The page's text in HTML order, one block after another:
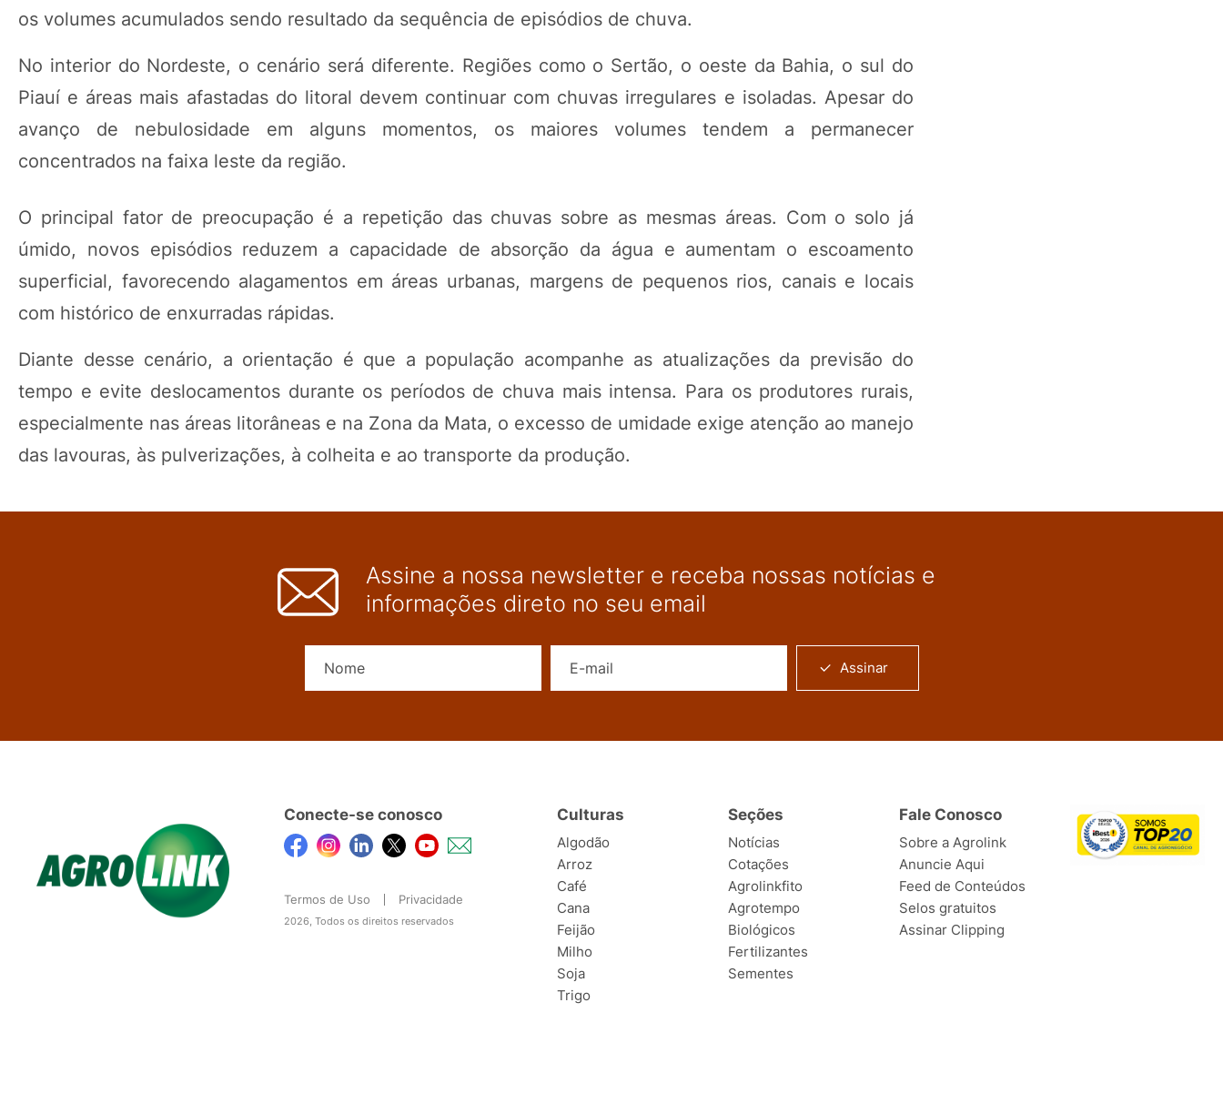
os volumes acumulados sendo resultado da sequência de episódios de chuva.
No interior do Nordeste, o cenário será diferente. Regiões como o Sertão, o oeste da Bahia, o sul do
Piauí e áreas mais afastadas do litoral devem continuar com chuvas irregulares e isoladas. Apesar do
avanço de nebulosidade em alguns momentos, os maiores volumes tendem a permanecer
concentrados na faixa leste da região.
O principal fator de preocupação é a repetição das chuvas sobre as mesmas áreas. Com o solo já
úmido, novos episódios reduzem a capacidade de absorção da água e aumentam o escoamento
superficial, favorecendo alagamentos em áreas urbanas, margens de pequenos rios, canais e locais
com histórico de enxurradas rápidas.
Diante desse cenário, a orientação é que a população acompanhe as atualizações da previsão do
tempo e evite deslocamentos durante os períodos de chuva mais intensa. Para os produtores rurais,
especialmente nas áreas litorâneas e na Zona da Mata, o excesso de umidade exige atenção ao manejo
das lavouras, às pulverizações, à colheita e ao transporte da produção.
Assine a nossa newsletter e receba nossas notícias e
informações direto no seu email
Assinar
Conecte-se conosco
Termos de Uso Privacidade
2026, Todos os direitos reservados
Culturas
Algodão
Arroz
Café
Cana
Feijão
Milho
Soja
Trigo
Seções
Notícias
Cotações
Agrolinkfito
Agrotempo
Biológicos
Fertilizantes
Sementes
Fale Conosco
Sobre a Agrolink
Anuncie Aqui
Feed de Conteúdos
Selos gratuitos
Assinar Clipping